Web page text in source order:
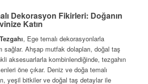
Dekorasyon Fikirleri: Doğanın
Katın
, Ege temalı dekorasyonlarla
sağlar. Ahşap mutfak dolapları, doğal taş
aksesuarlarla kombinlendiğinde, tezgahın
öne çıkar. Deniz ve doğa temalı
yeşil bitkiler ve doğal taş detaylar ile